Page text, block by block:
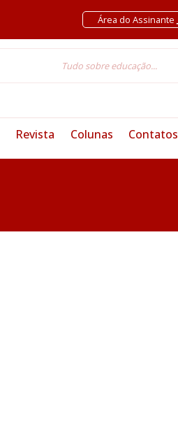
Área do Assinante
Revista Colunas Contatos